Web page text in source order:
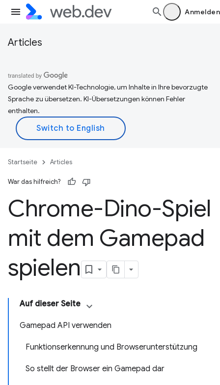
Anmelden
Articles
Google verwendet KI-Technologie, um Inhalte in Ihre bevorzugte
Sprache zu übersetzen. KI-Übersetzungen können Fehler
enthalten.
Startseite Articles
War das hilfreich?
Chrome-Dino-Spiel
mit dem Gamepad
spielen
Auf dieser Seite
Gamepad API verwenden
Funktionserkennung und Browserunterstützung
So stellt der Browser ein Gamepad dar